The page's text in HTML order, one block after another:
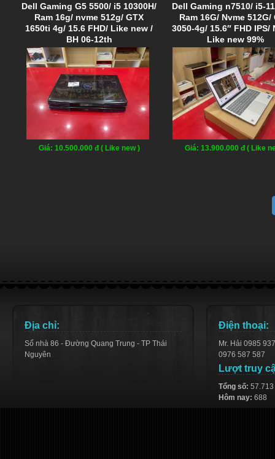
Dell Gaming G5 5500/ i5 10300H/
Ram 16g/ nvme 512g/ GTX
1650ti 4g/ 15.6 FHD/ Like new /
BH 06-12th
Giá: 10.500.000 đ ( Like new )
Dell Gaming n7510/ i5-
Ram 16G/ Nvme 512G/
3050-4g/ 15.6″ FHD IPS/
Like new 99%
Giá: 13.900.000 đ ( Like
Địa chỉ:
Số nhà 86 - Đường Quang Trung - TP Thái
Nguyên
Điện thoại:
Mr. Hải 0985
0976 587 587
Lượt truy
Tổng số: 57.713
Hôm nay: 688